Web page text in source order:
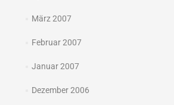
März 2007
Februar 2007
Januar 2007
Dezember 2006